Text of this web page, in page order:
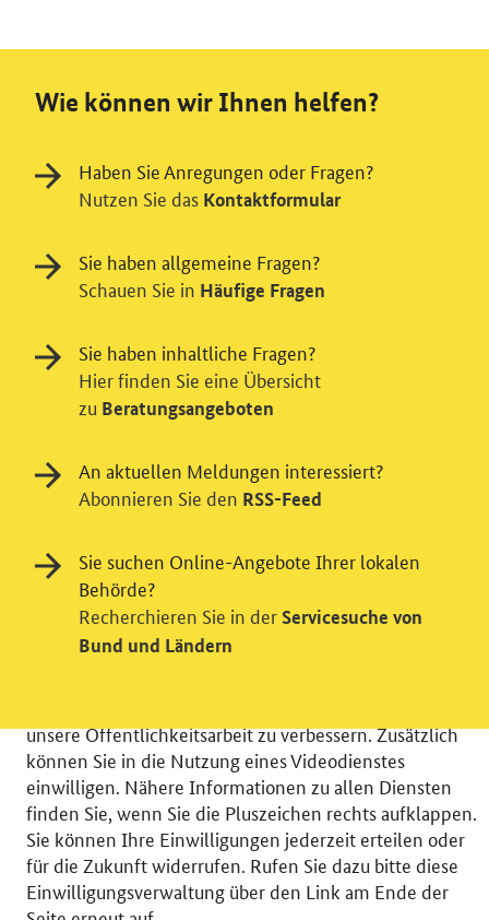
© 2026 Bundesministerium für Wirtschaft und Energie
RSS
Benutzerhinweise
Inhaltsverzeichnis
Impressum
Barrierefreiheit
Datenschutz
Einwilligung in Tracking und / oder
Videodienst
Wir bitten Sie an dieser Stelle um Ihre Einwilligung für
verschiedene Zusatzdienste unserer Webseite: Wir
unsere Öffentlichkeitsarbeit zu verbessern. Zusätzlich
können Sie in die Nutzung eines Videodienstes
einwilligen. Nähere Informationen zu allen Diensten
finden Sie, wenn Sie die Pluszeichen rechts aufklappen.
Sie können Ihre Einwilligungen jederzeit erteilen oder
für die Zukunft widerrufen. Rufen Sie dazu bitte diese
Einwilligungsverwaltung über den Link am Ende der
Wie können wir Ihnen helfen?
Haben Sie Anregungen oder Fragen?
Nutzen Sie das Kontaktformular
Sie haben allgemeine Fragen?
Schauen Sie in Häufige Fragen
Sie haben inhaltliche Fragen?
Hier finden Sie eine Übersicht
zu Beratungsangeboten
An aktuellen Meldungen interessiert?
Abonnieren Sie den RSS-Feed
Sie suchen Online-Angebote Ihrer lokalen
Behörde?
Recherchieren Sie in der Servicesuche von
Bund und Ländern